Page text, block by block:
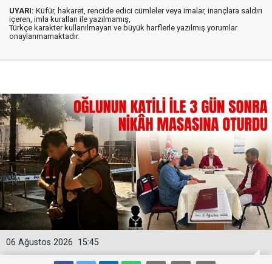
UYARI: Küfür, hakaret, rencide edici cümleler veya imalar, inançlara saldırı
içeren, imla kuralları ile yazılmamış,
Türkçe karakter kullanılmayan ve büyük harflerle yazılmış yorumlar
onaylanmamaktadır.
15:45
06 Ağustos 2026